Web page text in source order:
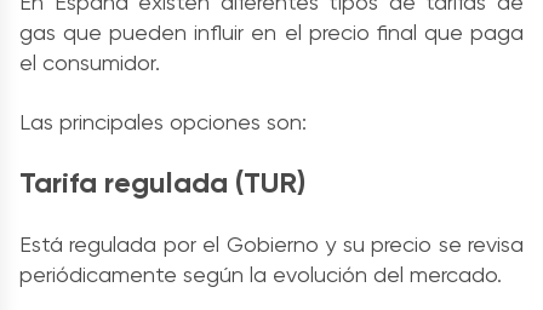
gas que pueden influir en el precio final que paga
el consumidor.
Las principales opciones son:
Tarifa regulada (TUR)
Está regulada por el Gobierno y su precio se revisa
periódicamente según la evolución del mercado.